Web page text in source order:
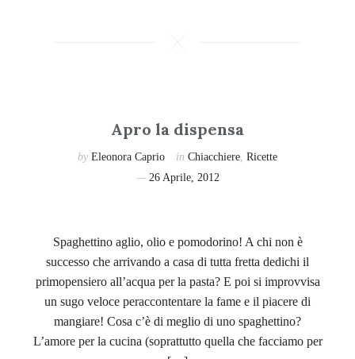
Apro la dispensa
by Eleonora Caprio in Chiacchiere, Ricette
26 Aprile, 2012
Spaghettino aglio, olio e pomodorino! A chi non è
successo che arrivando a casa di tutta fretta dedichi il
primopensiero all’acqua per la pasta? E poi si improvvisa
un sugo veloce peraccontentare la fame e il piacere di
mangiare! Cosa c’è di meglio di uno spaghettino?
L’amore per la cucina (soprattutto quella che facciamo per